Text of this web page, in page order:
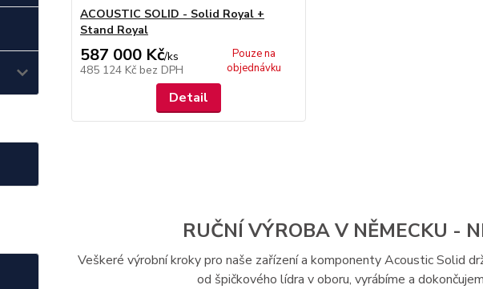
ACOUSTIC SOLID - Solid Royal +
Stand Royal
587 000 Kč/ks
485 124 Kč bez DPH
Pouze na
objednávku
Detail
RUČNÍ VÝROBAV NĚMECKU -
Veškeré výrobní kroky pro naše zařízení a komponenty Acoustic Solid
od špičkového lídra v oboru, vyrábíme a